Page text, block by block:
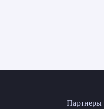
Партнеры